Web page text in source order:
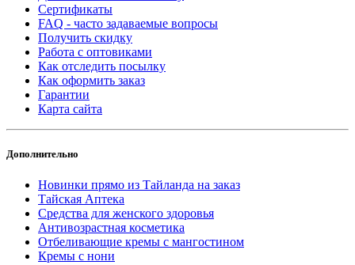
Сертификаты
FAQ - часто задаваемые вопросы
Получить скидку
Работа с оптовиками
Как отследить посылку
Как оформить заказ
Гарантии
Карта сайта
Дополнительно
Новинки прямо из Тайланда на заказ
Тайская Аптека
Средства для женского здоровья
Антивозрастная косметика
Отбеливающие кремы с мангостином
Кремы с нони